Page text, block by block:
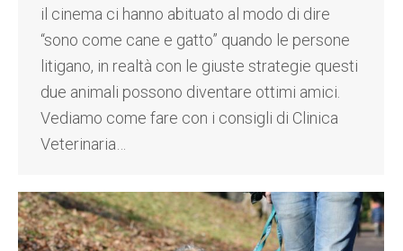
il cinema ci hanno abituato al modo di dire
“sono come cane e gatto” quando le persone
litigano, in realtà con le giuste strategie questi
due animali possono diventare ottimi amici.
Vediamo come fare con i consigli di Clinica
Veterinaria…